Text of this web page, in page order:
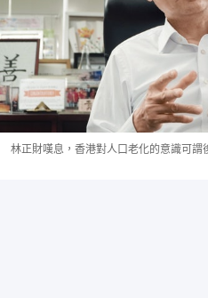
林正財嘆息，香港對人口老化的意識可謂